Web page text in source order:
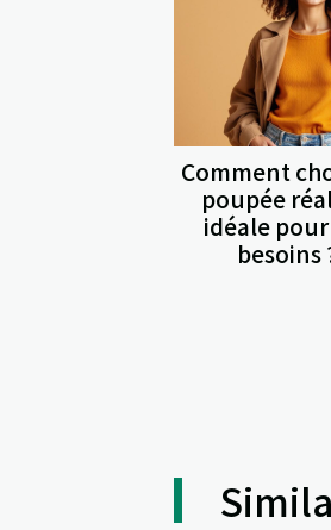
Comment
poupée
idéale
besoins